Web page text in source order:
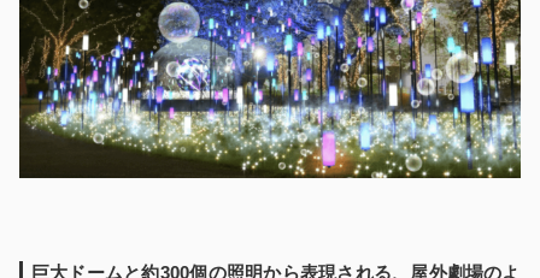
巨大ドームと約300個の照明から表現される、屋外劇場のよ